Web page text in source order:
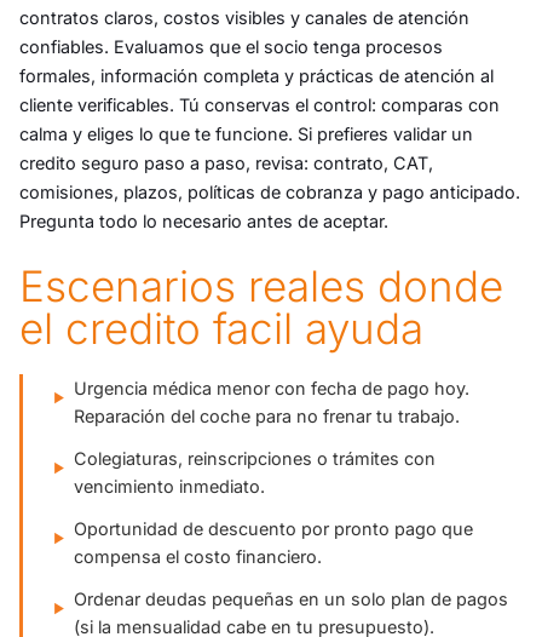
contratos claros, costos visibles y canales de atención
confiables. Evaluamos que el socio tenga procesos
formales, información completa y prácticas de atención al
cliente verificables. Tú conservas el control: comparas con
calma y eliges lo que te funcione. Si prefieres validar un
credito seguro paso a paso, revisa: contrato, CAT,
comisiones, plazos, políticas de cobranza y pago anticipado.
Pregunta todo lo necesario antes de aceptar.
Escenarios reales donde
el credito facil ayuda
Urgencia médica menor con fecha de pago hoy.
Reparación del coche para no frenar tu trabajo.
Colegiaturas, reinscripciones o trámites con
vencimiento inmediato.
Oportunidad de descuento por pronto pago que
compensa el costo financiero.
Ordenar deudas pequeñas en un solo plan de pagos
(si la mensualidad cabe en tu presupuesto).